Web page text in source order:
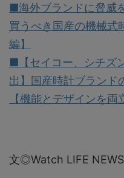
■海外ブランドに脅威
買うべき国産の機械式
編】
■【セイコー、シチズ
出】国産時計ブランド
【機能とデザインを両
文◎Watch LIFE